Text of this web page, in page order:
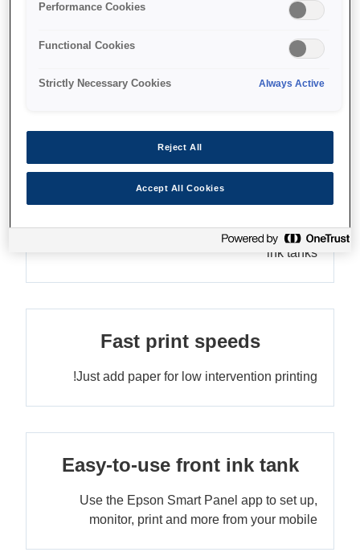
מאפיינים
Ultra-low-cost printing
Save up to 90% on printing costs¹ with refillable
ink tanks
Fast print speeds
Just add paper for low intervention printing!
Easy-to-use front ink tank
Use the Epson Smart Panel app to set up,
monitor, print and more from your mobile
Performance Cookies
Functional Cookies
Strictly Necessary Cookies Always Active
Reject All
Accept All Cookies